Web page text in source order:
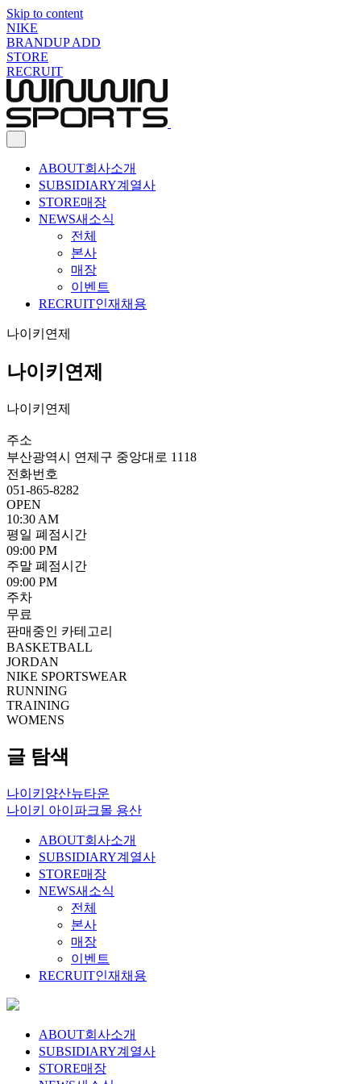
Skip to content
NIKE
BRANDUP ADD
STORE
RECRUIT
ABOUT회사소개
SUBSIDIARY계열사
STORE매장
NEWS새소식
전체
본사
매장
이벤트
RECRUIT인재채용
나이키연제
나이키연제
나이키연제
주소
부산광역시 연제구 중앙대로 1118
전화번호
051-865-8282
OPEN
10:30 AM
평일 폐점시간
09:00 PM
주말 폐점시간
09:00 PM
주차
무료
판매중인 카테고리
BASKETBALL
JORDAN
NIKE SPORTSWEAR
RUNNING
TRAINING
WOMENS
글 탐색
나이키양산뉴타운
나이키 아이파크몰 용산
ABOUT회사소개
SUBSIDIARY계열사
STORE매장
NEWS새소식
전체
본사
매장
이벤트
RECRUIT인재채용
ABOUT회사소개
SUBSIDIARY계열사
STORE매장